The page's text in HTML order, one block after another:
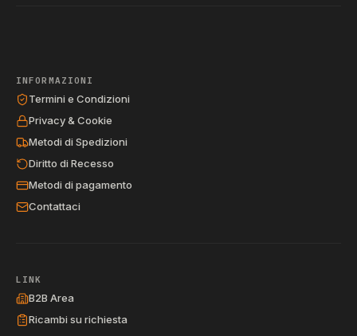
INFORMAZIONI
Termini e Condizioni
Privacy & Cookie
Metodi di Spedizioni
Diritto di Recesso
Metodi di pagamento
Contattaci
LINK
B2B Area
Ricambi su richiesta